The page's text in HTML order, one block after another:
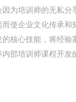
为培训师的无私
使企业文化传承和
核心技能，将经
部培训师课程开发